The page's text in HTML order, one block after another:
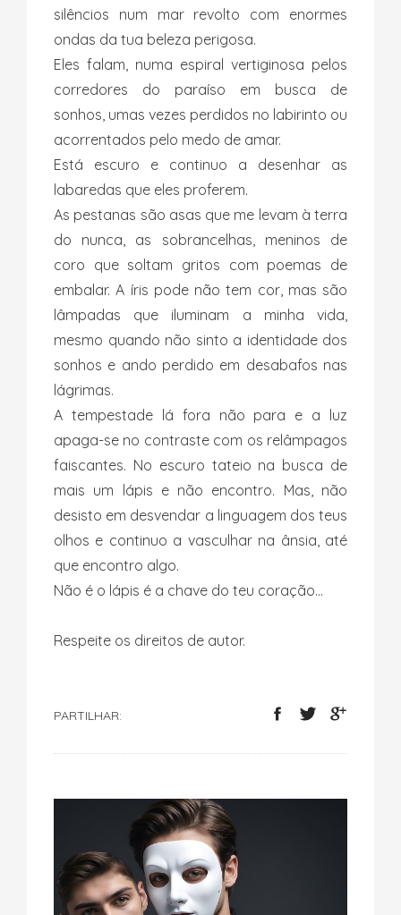
silêncios num mar revolto com enormes
ondas da tua beleza perigosa.
Eles falam, numa espiral vertiginosa pelos
corredores do paraíso em busca de
sonhos, umas vezes perdidos no labirinto ou
acorrentados pelo medo de amar.
Está escuro e continuo a desenhar as
labaredas que eles proferem.
As pestanas são asas que me levam à terra
do nunca, as sobrancelhas, meninos de
coro que soltam gritos com poemas de
embalar. A íris pode não tem cor, mas são
lâmpadas que iluminam a minha vida,
mesmo quando não sinto a identidade dos
sonhos e ando perdido em desabafos nas
lágrimas.
A tempestade lá fora não para e a luz
apaga-se no contraste com os relâmpagos
faiscantes. No escuro tateio na busca de
mais um lápis e não encontro. Mas, não
desisto em desvendar a linguagem dos teus
olhos e continuo a vasculhar na ânsia, até
que encontro algo.
Não é o lápis é a chave do teu coração…
Respeite os direitos de autor.
PARTILHAR: